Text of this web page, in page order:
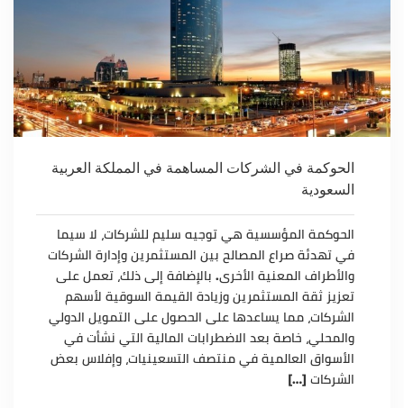
الحوكمة في الشركات المساهمة في المملكة العربية
السعودية
الحوكمة المؤسسية هي توجيه سليم للشركات، لا سيما
في تهدئة صراع المصالح بين المستثمرين وإدارة الشركات
والأطراف المعنية الأخرى. بالإضافة إلى ذلك، تعمل على
تعزيز ثقة المستثمرين وزيادة القيمة السوقية لأسهم
الشركات، مما يساعدها على الحصول على التمويل الدولي
والمحلي، خاصة بعد الاضطرابات المالية التي نشأت في
الأسواق العالمية في منتصف التسعينيات، وإفلاس بعض
الشركات […]